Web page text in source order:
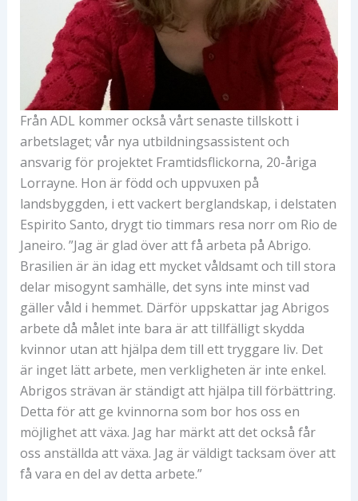
Från ADL kommer också vårt senaste tillskott i
arbetslaget; vår nya utbildningsassistent och
ansvarig för projektet Framtidsflickorna, 20-åriga
Lorrayne. Hon är född och uppvuxen på
landsbyggden, i ett vackert berglandskap, i delstaten
Espirito Santo, drygt tio timmars resa norr om Rio de
Janeiro. ”Jag är glad över att få arbeta på Abrigo.
Brasilien är än idag ett mycket våldsamt och till stora
delar misogynt samhälle, det syns inte minst vad
gäller våld i hemmet. Därför uppskattar jag Abrigos
arbete då målet inte bara är att tillfälligt skydda
kvinnor utan att hjälpa dem till ett tryggare liv. Det
är inget lätt arbete, men verkligheten är inte enkel.
Abrigos strävan är ständigt att hjälpa till förbättring.
Detta för att ge kvinnorna som bor hos oss en
möjlighet att växa. Jag har märkt att det också får
oss anställda att växa. Jag är väldigt tacksam över att
få vara en del av detta arbete.”